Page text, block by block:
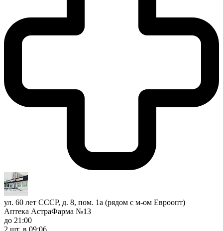
ул. 60 лет СССР, д. 8, пом. 1а (рядом с м-ом Евроопт)
Аптека АстраФарма №13
до 21:00
2 шт. в 09:06